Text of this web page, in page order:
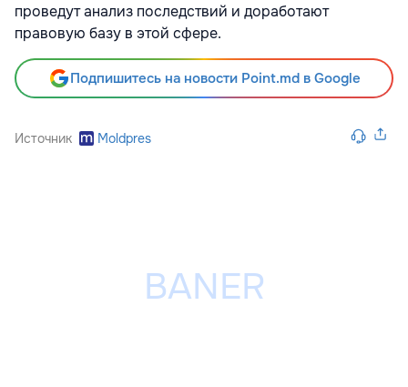
проведут анализ последствий и доработают
правовую базу в этой сфере.
Подпишитесь на новости Point.md в Google
Источник Moldpres